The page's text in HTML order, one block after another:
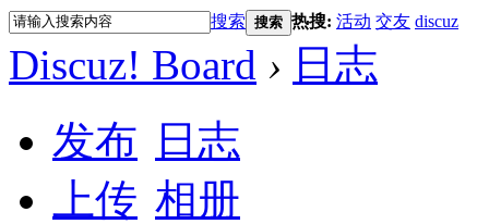
搜索 搜索 热搜: 活动 交友 discuz
Discuz! Board › 日志
发布
日志
上传 相册